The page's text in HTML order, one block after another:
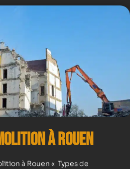
à Rouen
à Rouen « Types de